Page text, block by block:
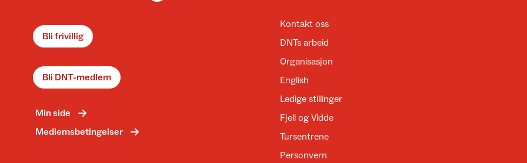
Bli frivillig
Bli DNT-medlem
Min side
Medlemsbetingelser
Kontakt oss
DNTs arbeid
Organisasjon
English
Ledige stillinger
Fjell og Vidde
Tursentrene
Personvern